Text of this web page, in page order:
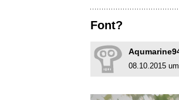
Font?
08.10.2015